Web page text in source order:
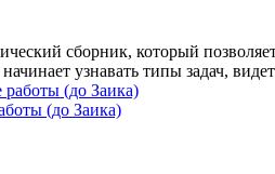
сборник, который
узнавать типы задач,
(до Заика)